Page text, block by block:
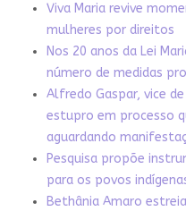
Viva Maria revive
mulheres por direitos
Nos 20 anos da Lei
número de medidas
Alfredo Gaspar, vice
estupro em processo
aguardando
Pesquisa propõe
para os povos
Bethânia Amaro